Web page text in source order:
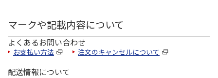
マークや記載内容について
よくあるお問い合わせ
お支払い方法 注文のキャンセルについて
配送情報について